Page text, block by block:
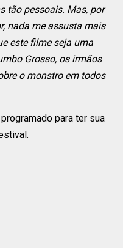
tão pessoais. Mas, por
nada me assusta mais
este filme seja uma
Grosso, os irmãos
o monstro em todos
para ter sua